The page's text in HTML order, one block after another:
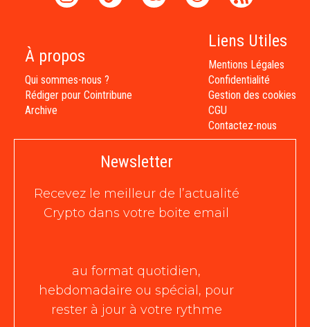
À propos
Qui sommes-nous ?
Rédiger pour Cointribune
Archive
Liens Utiles
Mentions Légales
Confidentialité
Gestion des cookies
CGU
Contactez-nous
Newsletter
Recevez le meilleur de l’actualité
Crypto dans votre boite email
au format quotidien,
hebdomadaire ou spécial, pour
rester à jour à votre rythme